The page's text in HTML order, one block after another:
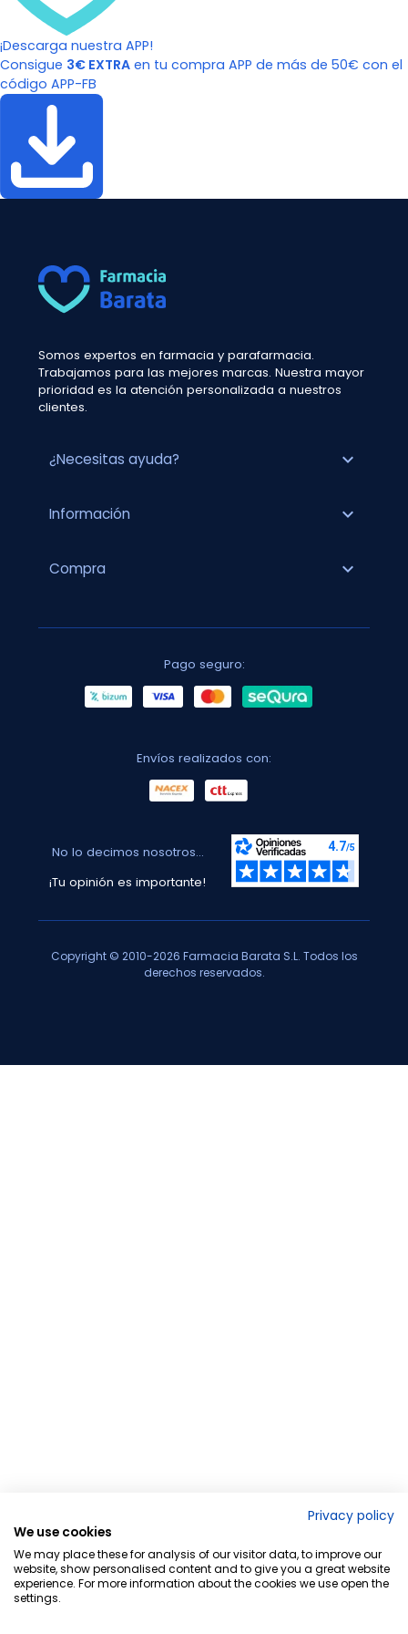
¡Descarga nuestra APP!
Consigue 3€ EXTRA en tu compra APP de más de 50€ con el
código APP-FB
Somos expertos en farmacia y parafarmacia.
Trabajamos para las mejores marcas. Nuestra mayor
prioridad es la atención personalizada a nuestros
clientes.
¿Necesitas ayuda? expand_more
Información expand_more
Compra expand_more
Pago seguro:
Envíos realizados con:
No lo decimos nosotros...
¡Tu opinión es importante!
Copyright © 2010-2026 Farmacia Barata S.L. Todos los
derechos reservados.
Privacy policy
We use cookies
We may place these for analysis of our visitor data, to improve our
website, show personalised content and to give you a great website
experience. For more information about the cookies we use open the
settings.